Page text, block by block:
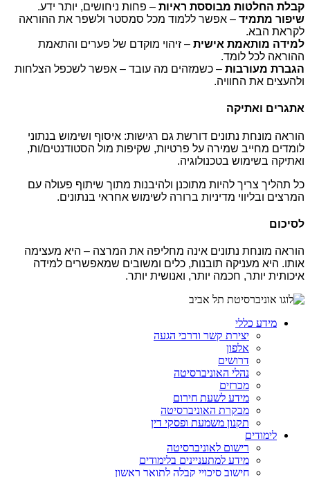
קבלת החלטות מבוססת ראיות – פחות ניחושים, יותר ידע.
שיפור מתמיד – אפשר ללמוד מכל סמסטר ולשפר את ההוראה
לקראת הבא.
למידה מותאמת אישית – זיהוי מוקדם של פערים והתאמת
ההוראה לכל לומד.
הגברת מעורבות – כשמזהים מה עובד – אפשר לשכפל הצלחות
ולהעצים את החוויה.
אתגרים ואתיקה
הוראה מונחת נתונים דורשת גם רגישות: איסוף ושימוש בנתוני
לומדים מחייב שמירה על פרטיות, שקיפות מול הסטודנטים/ות,
ואתיקה בשימוש בטכנולוגיה.
כל תהליך צריך להיות מתוכנן ולהיבנות מתוך שיתוף פעולה עם
המרצים ובליווי מדיניות ברורה לשימוש אחראי בנתונים.
לסיכום
הוראה מונחת נתונים אינה מחליפה את המרצה – היא מעצימה
אותו. היא מעניקה תובנות, כלים ומשובים שמאפשרים למידה
איכותית יותר, חכמה יותר, ואנושית יותר.
מידע כללי
יצירת קשר ודרכי הגעה
אלפון
דרושים
נהלי האוניברסיטה
מכרזים
מידע לשעת חירום
מבקרת האוניברסיטה
תקנון משמעת ופסקי דין
לימודים
רישום לאוניברסיטה
מידע למתעניינים בלימודים
חישוב סיכויי קבלה לתואר ראשון